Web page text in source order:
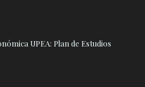
UPEA: Plan de Estudios